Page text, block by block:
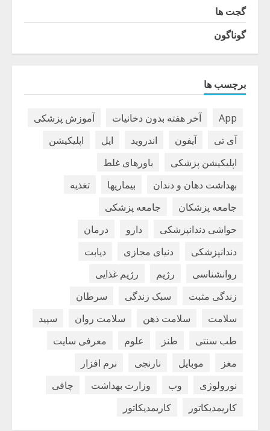
گجت ها
گوناگون
برچسب ها
App آخر هفته بدون دخانیات
آموزش پزشکی
آی تی
آیفون اندروید اپل
اپلیکیشن
اپلیکیشن پزشکی
باورهای غلط
بهداشت دهان و دندان
بیماریها
تغذیه
جامعه پزشکان
جامعه پزشکی
حواشی دندانپزشکی
دارو
درمان
دندانپزشکی
دنیای مجازی
دیابت
روانشناسی
رژیم
رژیم غذایی
زندگی مثبت
سبک زندگی
سرطان
سلامت
سلامت ذهن سلامت روان
سپید
طب سنتی
طنز علوم
معرفی سایت
مغز
موبایل نارنجی
نرم افزار
نورولوژی
وب وزارت بهداشت
چاقی
کاریمدیکاتور
کاریمدیکاتور